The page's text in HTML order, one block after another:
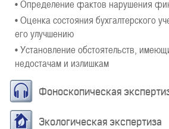
• Определение фактов нарушения
• Оценка состояния бухгалтерского
его улучшению
• Установление обстоятельств,
недостачам и излишкам
Фоноскопическая
Экологическая экспертиза